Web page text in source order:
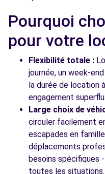
Pourquoi
pour votre
Flexibilité totale :
journée, un week-
la durée de location
engagement superflu.
Large choix de
circuler facilement
escapades en
déplacements
besoins spécifiques
toutes les situations.